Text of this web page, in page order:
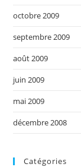
octobre 2009
septembre 2009
août 2009
juin 2009
mai 2009
décembre 2008
Catégories